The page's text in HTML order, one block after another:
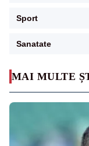
MAI MULTE
Sport
Sanatate